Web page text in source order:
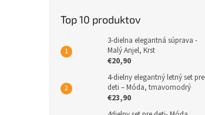
Top 10 produktov
3-dielna elegantná súprava -
Malý Anjel, Krst
€20,90
4-dielny elegantný letný set pre
deti – Móda, tmavomodrý
€23,90